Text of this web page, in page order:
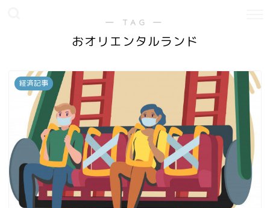
― TAG ―
おオリエンタルランド
経済記事